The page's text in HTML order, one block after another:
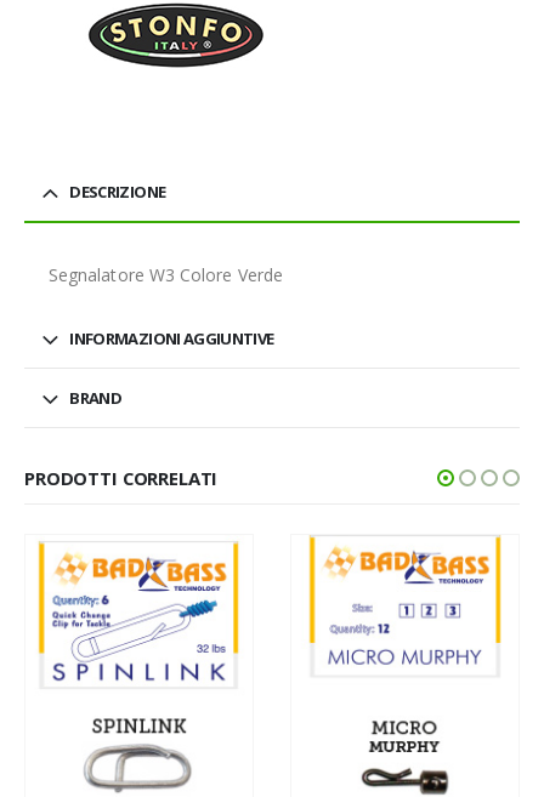
DESCRIZIONE
Segnalatore W3 Colore Verde
INFORMAZIONI AGGIUNTIVE
BRAND
PRODOTTI CORRELATI
MINUTERIA
TB-300SR 8/10/12/15PZ
2,60